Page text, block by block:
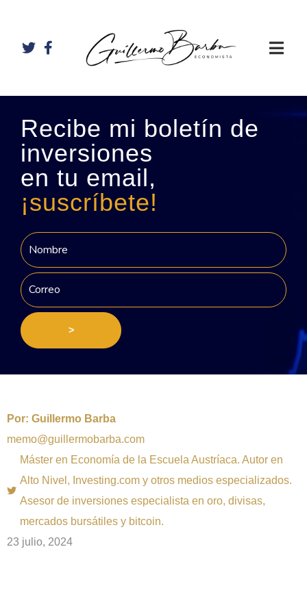
Recibe mi boletín de
inversiones
en tu email,
¡suscríbete!
>
Por: Guillermo Barba
memo@guillermobarba.com
Máster en Economía de la Escuela Austríaca. Autor en
Alto Nivel, Investing.com y otros medios especializados.
Asesor de inversiones especialista en oro, divisas,
mercados bursátiles y bitcoin.
23 julio, 2024